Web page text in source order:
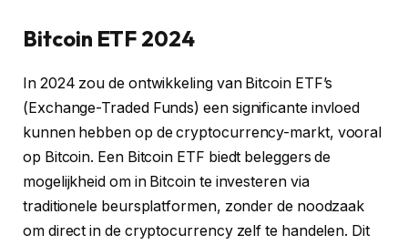
Bitcoin ETF 2024
In 2024 zou de ontwikkeling van Bitcoin ETF’s
(Exchange-Traded Funds) een significante invloed
kunnen hebben op de cryptocurrency-markt, vooral
op Bitcoin. Een Bitcoin ETF biedt beleggers de
mogelijkheid om in Bitcoin te investeren via
traditionele beursplatformen, zonder de noodzaak
om direct in de cryptocurrency zelf te handelen. Dit